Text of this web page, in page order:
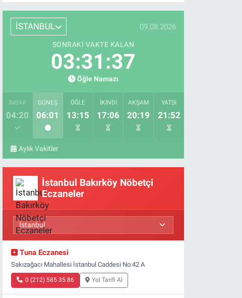
İSTANBUL 09.08.2026
SONRAKI VAKTE KALAN
03:31:36
Öğle Namazı
İMSAK
04:20
GÜNEŞ
06:01
ÖĞLE
13:15
İKINDI
17:06
AKŞAM
20:19
YATSI
21:52
Aylık Vakitler
İstanbul Bakırköy Nöbetçi
Eczaneler
Tuna Eczanesi
Sakızağacı Mahallesi İstanbul Caddesi No:42 A
0 (212) 585 35 86 Yol Tarifi Al